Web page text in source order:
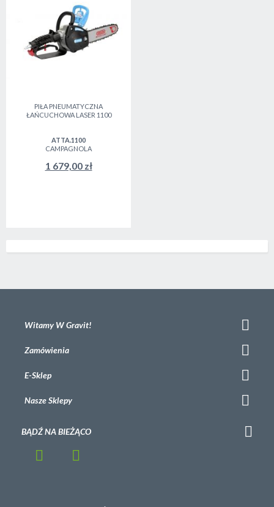
PIŁA PNEUMATYCZNA
ŁAŃCUCHOWA LASER 1100
ATTA.1100
CAMPAGNOLA
1 679,00 zł
Witamy W Gravit!
Zamówienia
E-Sklep
Nasze Sklepy
BĄDŹ NA BIEŻĄCO